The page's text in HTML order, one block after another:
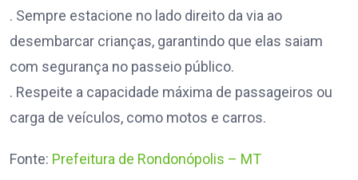
. Sempre estacione no lado direito da via ao
desembarcar crianças, garantindo que elas saiam
com segurança no passeio público.
. Respeite a capacidade máxima de passageiros ou
carga de veículos, como motos e carros.
Fonte: Prefeitura de Rondonópolis – MT